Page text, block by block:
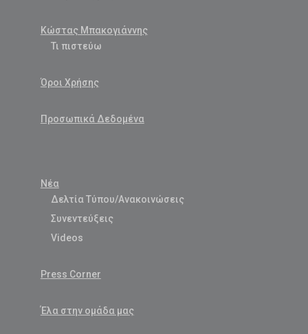
Κώστας Μπακογιάννης
Τι πιστεύω
Όροι Χρήσης
Προσωπικά Δεδομένα
Νέα
Δελτία Τύπου/Ανακοινώσεις
Συνεντεύξεις
Videos
Press Corner
Έλα στην ομάδα μας